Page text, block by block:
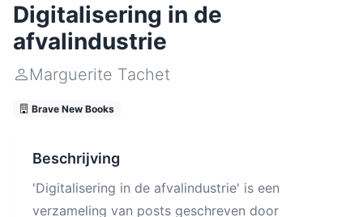
Digitalisering in de
afvalindustrie
Marguerite Tachet
Brave New Books
Beschrijving
'Digitalisering in de afvalindustrie' is een
verzameling van posts geschreven door